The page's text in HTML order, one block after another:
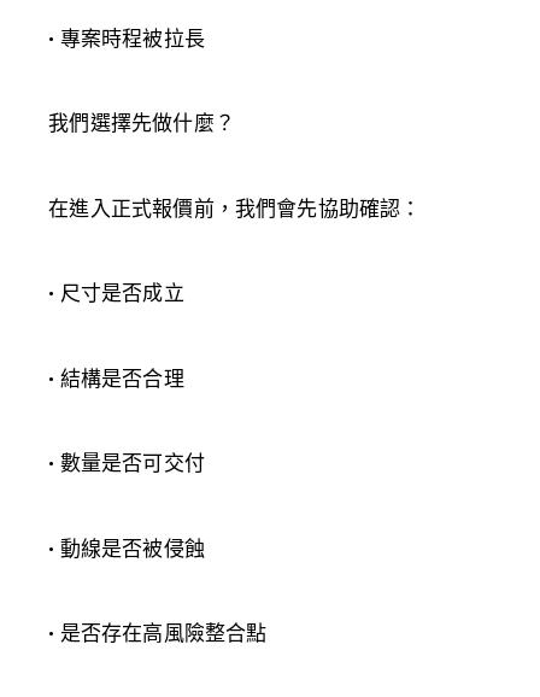
• 專案時程被拉長
我們選擇先做什麼？
在進入正式報價前，我們會先協助確認：
• 尺寸是否成立
• 結構是否合理
• 數量是否可交付
• 動線是否被侵蝕
• 是否存在高風險整合點